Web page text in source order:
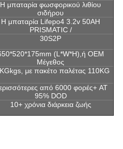
Η μπαταρία φωσφορικού λιθίου
σιδήρου
Η μπαταρία Lifepo4 3.2v 50AH
PRISMATIC /
30S2P
(L*W*H),ή OEM
Μέγεθος
με πακέτο παλέτας 110KG
από 6000 φορές+ AT
95% DOD
10+ χρόνια διάρκεια ζωής